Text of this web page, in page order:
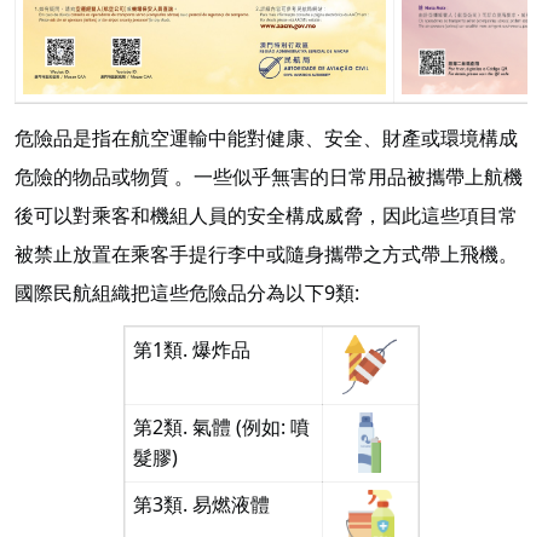
危險品是指在航空運輸中能對健康、安全、財產或環境構成
危險的物品或物質 。一些似乎無害的日常用品被攜帶上航機
後可以對乘客和機組人員的安全構成威脅，因此這些項目常
被禁止放置在乘客手提行李中或隨身攜帶之方式帶上飛機。
國際民航組織把這些危險品分為以下9類:
第1類. 爆炸品
第2類. 氣體 (例如: 噴
髮膠)
第3類. 易燃液體